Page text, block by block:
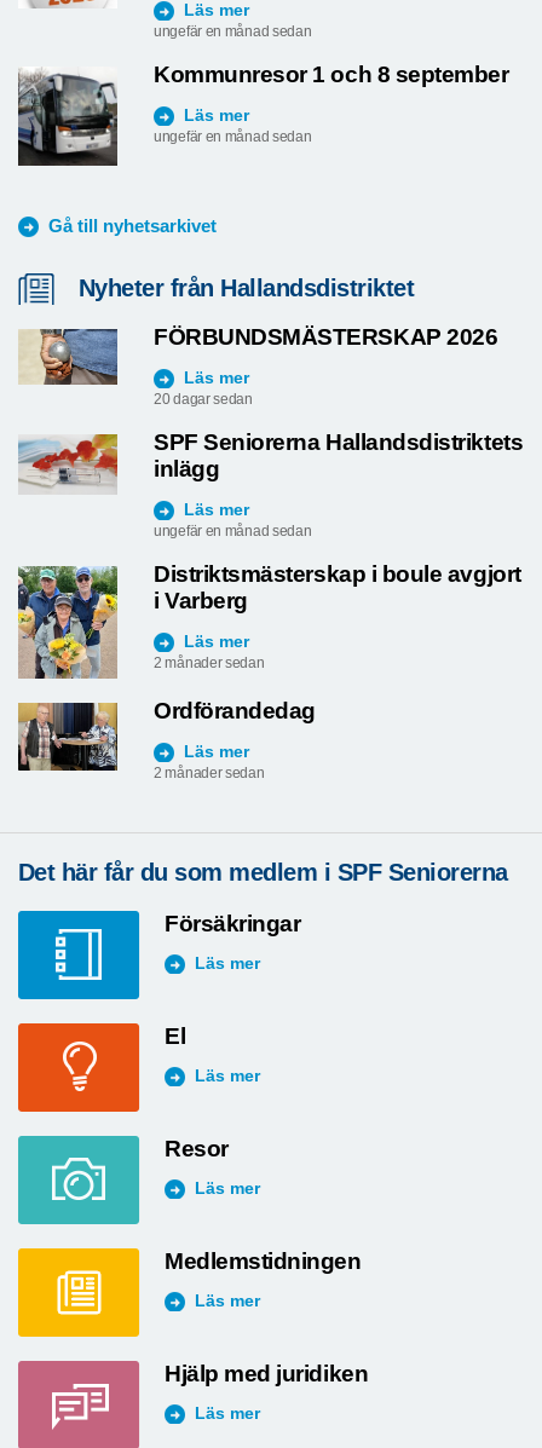
Läs mer
ungefär en månad sedan
Kommunresor 1 och 8 september
Läs mer
ungefär en månad sedan
Gå till nyhetsarkivet
Nyheter från Hallandsdistriktet
FÖRBUNDSMÄSTERSKAP 2026
Läs mer
20 dagar sedan
SPF Seniorerna Hallandsdistriktets
inlägg
Läs mer
ungefär en månad sedan
Distriktsmästerskap i boule avgjort
i Varberg
Läs mer
2 månader sedan
Ordförandedag
Läs mer
2 månader sedan
Det här får du som medlem i SPF Seniorerna
Försäkringar
Läs mer
El
Läs mer
Resor
Läs mer
Medlemstidningen
Läs mer
Hjälp med juridiken
Läs mer